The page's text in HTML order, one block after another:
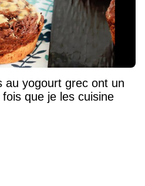
au yogourt grec ont un
que je les cuisine